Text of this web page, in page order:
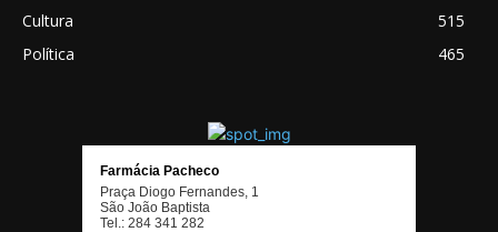
Cultura
515
Política
465